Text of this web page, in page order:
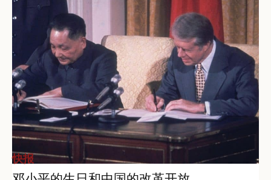
快报